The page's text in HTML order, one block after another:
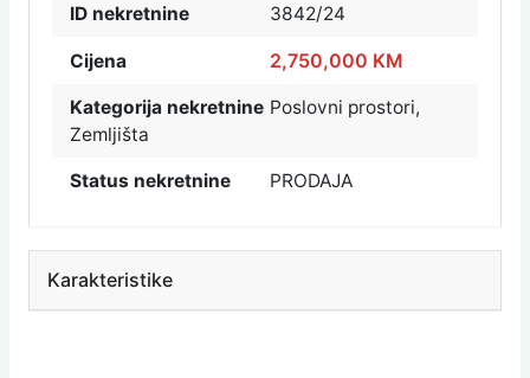
ID nekretnine 3842/24
Cijena 2,750,000 KM
Kategorija nekretnine Poslovni prostori,
Zemljišta
Status nekretnine PRODAJA
Karakteristike